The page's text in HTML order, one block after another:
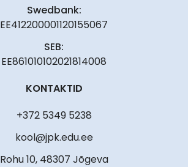
Swedbank:
EE412200001120155067
SEB:
EE861010102021814008
KONTAKTID
+372 5349 5238
kool@jpk.edu.ee
Rohu 10, 48307 Jõgeva